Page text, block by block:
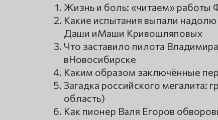
Жизнь и боль: «читаем» работы
Какие испытания выпали
Даши иМаши Кривошляповых
Что заставило пилота
вНовосибирске
Каким образом заключённые
Загадка российского мегалита:
область)
Как пионер Валя Егоров